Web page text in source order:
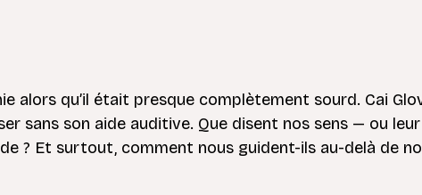
alors qu’il était presque complètement sourd. Cai
sans son aide auditive. Que disent nos sens — ou leur
? Et surtout, comment nous guident-ils au-delà de